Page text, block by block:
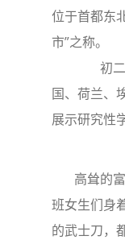
位于首都东
市”之称。
初二
国、荷兰、
展示研究性
高耸的富
班女生们身
的武士刀，